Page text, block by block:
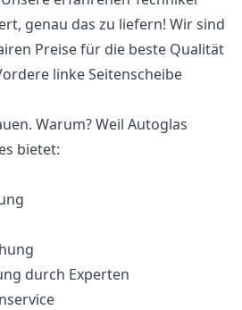
genau das zu liefern! Wir sind
Preise für die beste Qualität
Warum? Weil Autoglas
bietet:
durch Experten